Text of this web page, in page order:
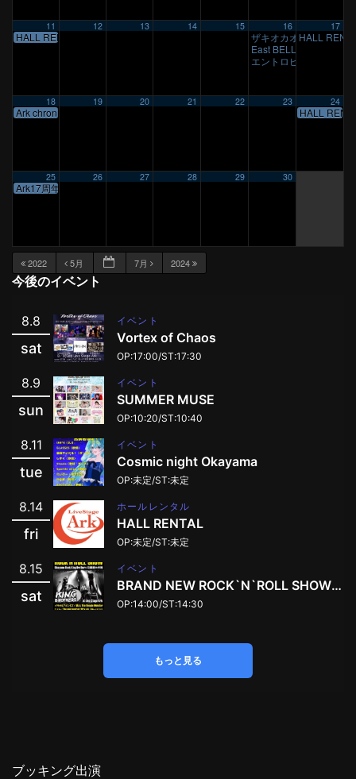
11
HALL RENTAL
12 13 14 15 16
ザキオカオス外伝 夏場
East BELL企画
エントロピーレコ発
17
HALL
18
Ark chronicle
19 20 21 22 23 24
HALL
25
Ark17周年祭
26 27 28 29 30
2022 5月 7月 2024
今後のイベント
ブッキング出演